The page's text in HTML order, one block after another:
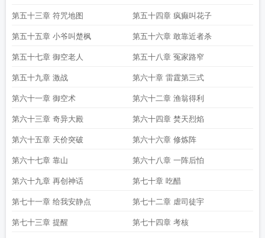
第五十三章 符咒地图 第五十四章 疯癫叫花子
第五十五章 小爷叫楚枫 第五十六章 敢靠近者杀
第五十七章 御空老人 第五十八章 冤家路窄
第五十九章 激战 第六十章 雷霆第三式
第六十一章 御空术 第六十二章 渔翁得利
第六十三章 奇异大殿 第六十四章 焚天烈焰
第六十五章 天价突破 第六十六章 修炼阵
第六十七章 靠山 第六十八章 一阵后怕
第六十九章 再创神话 第七十章 吃醋
第七十一章 给我安静点 第七十二章 虐司徒宇
第七十三章 提醒 第七十四章 考核